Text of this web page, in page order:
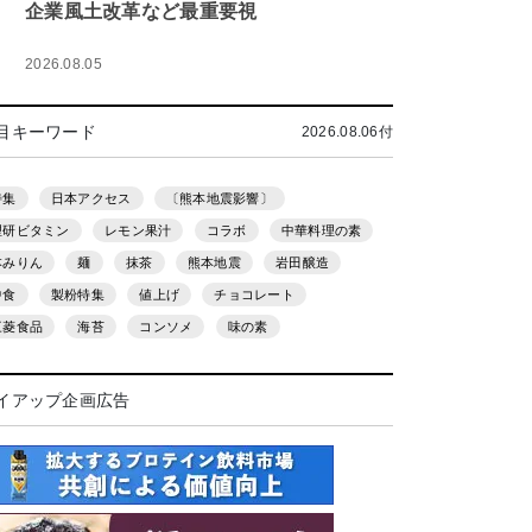
企業風土改革など最重要視
2026.08.05
キーワード 2026.08.06付
集 日本アクセス 〔熊本地震影響〕
研ビタミン レモン果汁 コラボ 中華料理の素
みりん 麺 抹茶 熊本地震 岩田醸造
食 製粉特集 値上げ チョコレート
菱食品 海苔 コンソメ 味の素
アップ企画広告